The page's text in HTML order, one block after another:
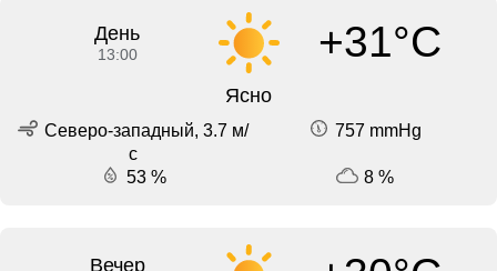
День
13:00 +31°C
Ясно
Северо-западный, 3.7 м/
с
757 mmHg
53 % 8 %
Вечер